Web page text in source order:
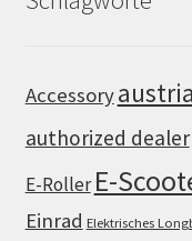
Accessoryaustria
authorized dealer
E-Roller E-
Einrad Elektrisches